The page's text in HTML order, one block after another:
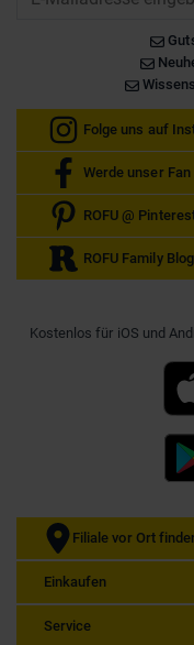
Folge uns auf
Werde unser
ROFU @
ROFU Family Blog
Kostenlos für iOS und
Filiale vor Ort
Einkaufen
Service